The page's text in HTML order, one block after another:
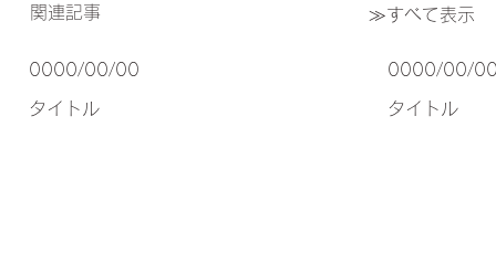
0000/00/00
タイトル
0000/00/
タイトル
≫すべて表示
関連記事